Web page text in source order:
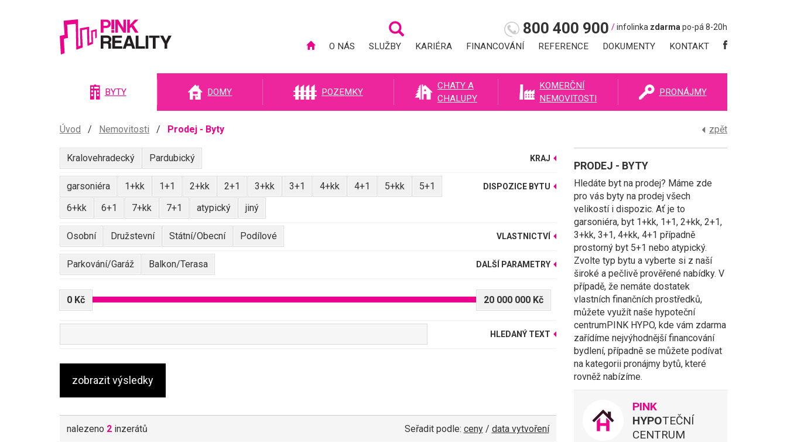
Pink
reality
800 400 900 /infolinka zdarma po-pá 8-20h
O NÁS SLUŽBY KARIÉRA FINANCOVÁNÍ REFERENCE DOKUMENTY KONTAKT
BYTY DOMY POZEMKY
CHATY A
CHALUPY
KOMERČNÍ
NEMOVITOSTI
PRONÁJMY
zpět
Úvod / Nemovitosti / Prodej - Byty
KRAJ
Kralovehradecký Pardubický
DISPOZICE BYTU
garsoniéra 1+kk 1+1 2+kk 2+1 3+kk 3+1 4+kk 4+1 5+kk
5+1
6+kk
6+1 7+kk 7+1 atypický jiný
VLASTNICTVÍ
Osobní Družstevní Státní/Obecní Podílové
DALŠÍ PARAMETRY
Parkování/Garáž Balkon/Terasa
0 Kč 20 000 000 Kč
HLEDANÝ TEXT
Seřadit podle: ceny/ data vytvoření
nalezeno 2 inzerátů
PRODEJ - BYTY
Byty
Hledáte byt na prodej? Máme zde
pro vás byty na prodej všech
velikostí i dispozic. Ať je to
garsoniéra, byt 1+kk, 1+1, 2+kk, 2+1,
3+kk, 3+1, 4+kk, 4+1 případně
prostorný byt 5+1 nebo atypický.
Zvolte typ bytu a vyberte si z naší
široké a pečlivě prověřené nabídky. V
případě, že nemáte dostatek
vlastních finančních prostředků,
můžete využít naše hypoteční
centrumPINK HYPO, kde vám zdarma
zařídíme nejvýhodnější financování
bydlení, případně se můžete podívat
na kategorii pronájmy bytů, které
rovněž nabízíme.
PINK
HYPOTEČNÍ
CENTRUM